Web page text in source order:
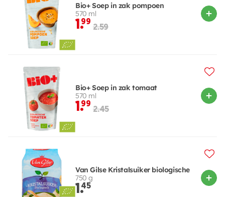
Bio+ Soep in zak pompoen
570 ml
1.99
2.59
Bio+ Soep in zak tomaat
570 ml
1.99
2.45
Van Gilse Kristalsuiker biologische
750 g
1.45